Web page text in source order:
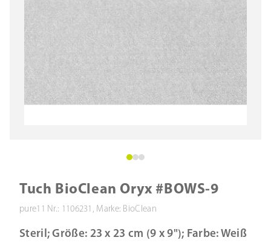
Tuch BioClean Oryx #BOWS-9
pure11 Nr.: 1106231, Marke: BioClean
Steril; Größe: 23 x 23 cm (9 x 9"); Farbe: Weiß